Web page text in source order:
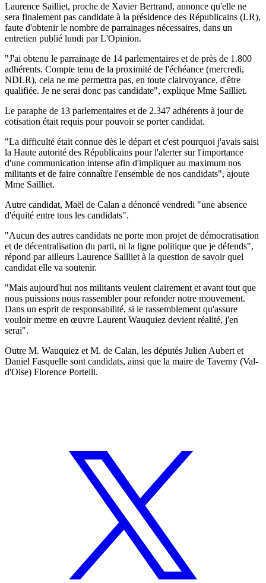
Laurence Sailliet, proche de Xavier Bertrand, annonce qu'elle ne
sera finalement pas candidate à la présidence des Républicains (LR),
faute d'obtenir le nombre de parrainages nécessaires, dans un
entretien publié lundi par L'Opinion.
"J'ai obtenu le parrainage de 14 parlementaires et de près de 1.800
adhérents. Compte tenu de la proximité de l'échéance (mercredi,
NDLR), cela ne me permettra pas, en toute clairvoyance, d'être
qualifiée. Je ne serai donc pas candidate", explique Mme Sailliet.
Le paraphe de 13 parlementaires et de 2.347 adhérents à jour de
cotisation était requis pour pouvoir se porter candidat.
"La difficulté était connue dès le départ et c'est pourquoi j'avais saisi
la Haute autorité des Républicains pour l'alerter sur l'importance
d'une communication intense afin d'impliquer au maximum nos
militants et de faire connaître l'ensemble de nos candidats", ajoute
Mme Sailliet.
Autre candidat, Maël de Calan a dénoncé vendredi "une absence
d'équité entre tous les candidats".
"Aucun des autres candidats ne porte mon projet de démocratisation
et de décentralisation du parti, ni la ligne politique que je défends",
répond par ailleurs Laurence Sailliet à la question de savoir quel
candidat elle va soutenir.
"Mais aujourd'hui nos militants veulent clairement et avant tout que
nous puissions nous rassembler pour refonder notre mouvement.
Dans un esprit de responsabilité, si le rassemblement qu'assure
vouloir mettre en œuvre Laurent Wauquiez devient réalité, j'en
serai".
Outre M. Wauquiez et M. de Calan, les députés Julien Aubert et
Daniel Fasquelle sont candidats, ainsi que la maire de Taverny (Val-
d'Oise) Florence Portelli.